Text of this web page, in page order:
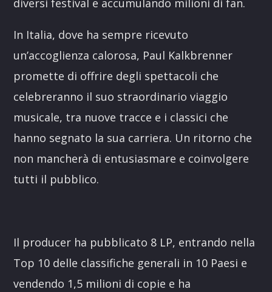
diversi festival e accumulando milioni di fan.
In Italia, dove ha sempre ricevuto
un’accoglienza calorosa, Paul Kalkbrenner
promette di offrire degli spettacoli che
celebreranno il suo straordinario viaggio
musicale, tra nuove tracce e i classici che
hanno segnato la sua carriera. Un ritorno che
non mancherà di entusiasmare e coinvolgere
tutti il pubblico.
Il producer ha pubblicato 8 LP, entrando nella
Top 10 delle classifiche generali in 10 Paesi e
vendendo 1,5 milioni di copie e ha